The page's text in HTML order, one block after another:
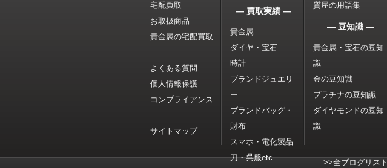
宅配買取
お取扱商品
貴金属の宅配買取
よくある質問
個人情報保護
コンプライアンス
サイトマップ
― 買取実績 ―
貴金属
ダイヤ・宝石
時計
ブランドジュエリ
ー
ブランドバッグ・
財布
スマホ・電化製品
刀・呉服etc.
質屋の用語集
― 豆知識 ―
貴金属・宝石の豆知
識
金の豆知識
プラチナの豆知識
ダイヤモンドの豆知
識
>>全ブログリスト